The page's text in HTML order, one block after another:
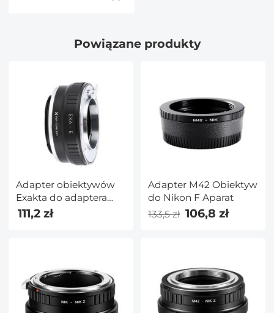
Powiązane produkty
Adapter obiektywów
Exakta do adaptera
mocowania obiektywu
Sony E K&F Concept
111,2 zł
Adapter M42 Obiektyw
do Nikon F Aparat
133,5 zł 106,8 zł